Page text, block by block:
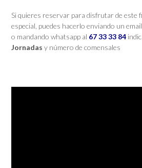
Si quieres reservar para disfrutar de este
especial, puedes hacerlo enviando un
o mandando whatsapp al 67 33 33 84
Jornadas y número de comensales